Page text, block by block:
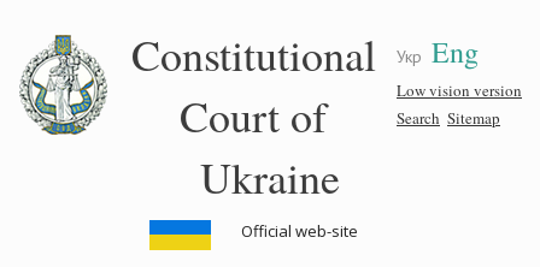
content
Укр Eng
Low vision version
Search Sitemap
Constitutional
Court of
Ukraine
Official web-site